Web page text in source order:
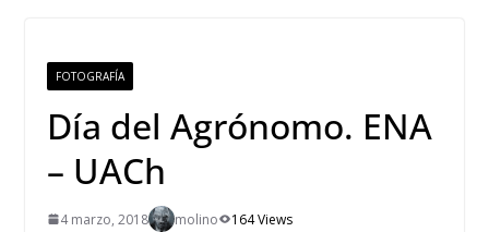
FOTOGRAFÍA
Día del Agrónomo. ENA
– UACh
4 marzo, 2018 molino 164 Views